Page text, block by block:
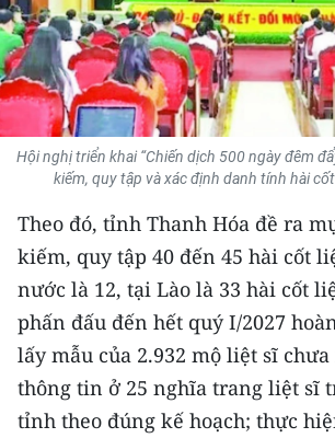
Y TẾ
KHOA HỌC - CÔNG NGHỆ
MÔI TRƯỜNG
BẠN ĐỌC
KIỂM CHỨNG THÔNG TIN
TRI THỨC CHUYÊN SÂU
54 DÂN TỘC VIỆT NAM
CHƯƠNG TRÌNH OCOP - MỖI XÃ
MỘT SẢN PHẨM
Hội nghị triển khai “Chiến dịch 500 ngày đêm
kiếm, quy tập và xác định danh tính hài
Theo đó, tỉnh Thanh Hóa đề ra
kiếm, quy tập 40 đến 45 hài cốt
nước là 12, tại Lào là 33 hài cốt
phấn đấu đến hết quý I/2027
lấy mẫu của 2.932 mộ liệt sĩ
thông tin ở 25 nghĩa trang liệt sĩ
tỉnh theo đúng kế hoạch; thực